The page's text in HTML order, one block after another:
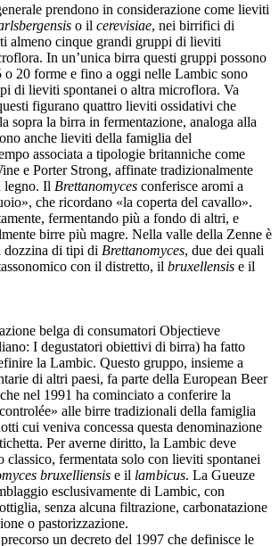
prendono in considerazione come lieviti
o il cerevisiae, nei birrifici di
almeno cinque grandi gruppi di lieviti
In un’unica birra questi gruppi possono
o 20 forme e fino a oggi nelle Lambic sono
di lieviti spontanei o altra microflora. Va
figurano quattro lieviti ossidativi che
sopra la birra in fermentazione, analoga alla
anche lieviti della famiglia del
associata a tipologie britanniche come
e Porter Strong, affinate tradizionalmente
legno. Il Brettanomyces conferisce aromi a
che ricordano «la coperta del cavallo».
fermentando più a fondo di altri, e
birre più magre. Nella valle della Zenne è
dozzina di tipi di Brettanomyces, due dei quali
con il distretto, il bruxellensis e il
belga di consumatori Objectieve
I degustatori obiettivi di birra) ha fatto
la Lambic. Questo gruppo, insieme a
di altri paesi, fa parte della European Beer
nel 1991 ha cominciato a conferire la
alle birre tradizionali della famiglia
cui veniva concessa questa denominazione
Per averne diritto, la Lambic deve
classico, fermentata solo con lieviti spontanei
bruxelliensis e il lambicus. La Gueuze
esclusivamente di Lambic, con
senza alcuna filtrazione, carbonatazione
o pastorizzazione.
un decreto del 1997 che definisce le